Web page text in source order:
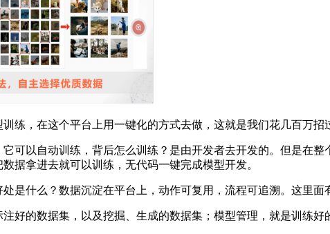
，在这个平台上用一键化的方式去做，这就是我们花几百万招
以自动训练，背后怎么训练？是由开发者去开发的。但是在整
据拿进去就可以训练，无代码一键完成模型开发。
什么？数据沉淀在平台上，动作可复用，流程可追溯。这里面
的数据集，以及挖掘、生成的数据集；模型管理，就是训练好